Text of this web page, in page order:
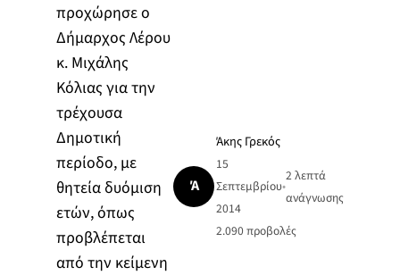
προχώρησε ο
Δήμαρχος Λέρου
κ. Μιχάλης
Κόλιας για την
τρέχουσα
Δημοτική
περίοδο, με
θητεία δυόμιση
ετών, όπως
προβλέπεται
από την κείμενη
Ά
Άκης Γρεκός
15
Σεπτεμβρίου
2014
•
2 λεπτά
ανάγνωσης
2.090προβολές